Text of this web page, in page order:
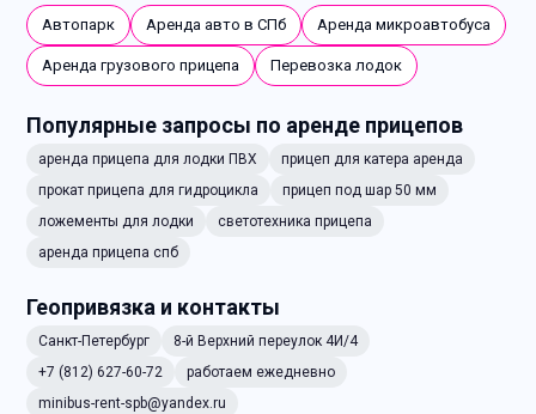
Автопарк Аренда авто в СПб Аренда микроавтобуса
Аренда грузового прицепа Перевозка лодок
Популярные запросы по аренде прицепов
аренда прицепа для лодки ПВХ
прицеп для катера аренда
прокат прицепа для гидроцикла
прицеп под шар 50 мм
ложементы для лодки
светотехника прицепа
аренда прицепа спб
Геопривязка и контакты
Санкт-Петербург
8-й Верхний переулок 4И/4
+7 (812) 627-60-72
работаем ежедневно
minibus-rent-spb@yandex.ru